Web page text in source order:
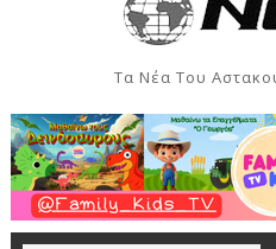
Τα Νέα Του